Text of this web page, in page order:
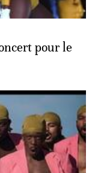
pour le